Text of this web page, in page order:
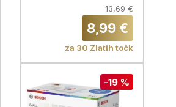
13,69 €
8,99 €
za 30 Zlatih točk
-19 %